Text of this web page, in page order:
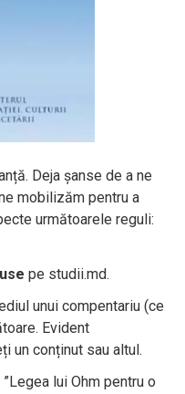
Deja șanse de a ne
mobilizăm pentru a
următoarele reguli:
pe studii.md.
unui compentariu (ce
Evident
un conținut sau altul.
lui Ohm pentru o